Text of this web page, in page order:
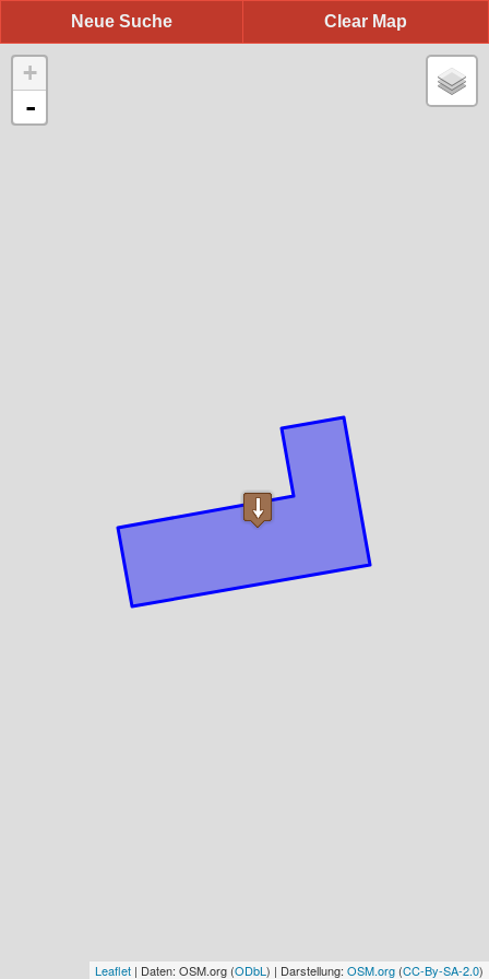
Clear Map
Neue Suche
+
-
Leaflet | Daten: OSM.org (ODbL ) | Darstellung: OSM.org (CC-By-SA-2.0)